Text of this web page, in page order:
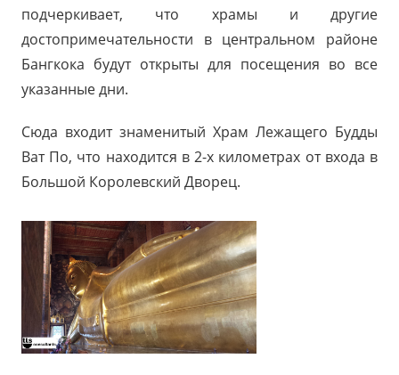
подчеркивает, что храмы и другие
достопримечательности в центральном районе
Бангкока будут открыты для посещения во все
указанные дни.
Сюда входит знаменитый Храм Лежащего Будды
Ват По, что находится в 2-х километрах от входа в
Большой Королевский Дворец.